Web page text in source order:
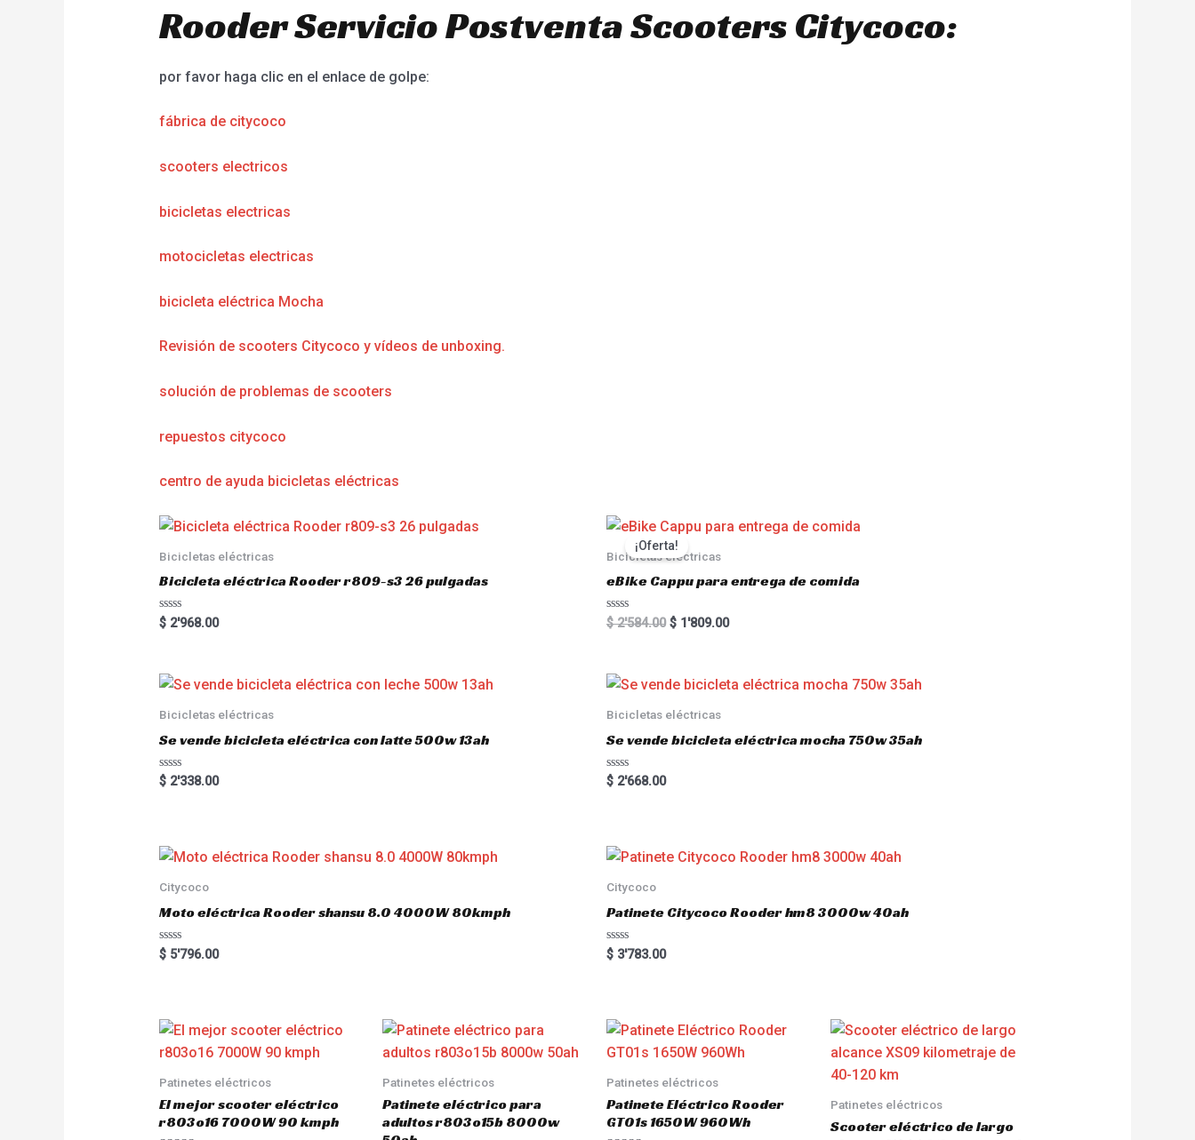
Rooder Servicio Postventa Scooters Citycoco:
por favor haga clic en el enlace de golpe:
fábrica de citycoco
scooters electricos
bicicletas electricas
motocicletas electricas
bicicleta eléctrica Mocha
Revisión de scooters Citycoco y vídeos de unboxing.
solución de problemas de scooters
repuestos citycoco
centro de ayuda bicicletas eléctricas
Bicicletas eléctricas
Bicicleta eléctrica Rooder r809-s3 26 pulgadas
R
a
0
o
t
f
5
$2'968.00
¡Oferta!
Bicicletas eléctricas
eBike Cappu para entrega de comida
R
a
0
o
t
f
5
$2'584.00 $ 1'809.00
Bicicletas eléctricas
Se vende bicicleta eléctrica con latte 500w 13ah
R
a
o
u
o
f
5
$2'338.00
Bicicletas eléctricas
Se vende bicicleta eléctrica mocha 750w 35ah
R
a
o
u
o
f
5
$ 2'668.00
Citycoco
Moto eléctrica Rooder shansu 8.0 4000W 80kmph
R
a
o
u
o
5
$5'796.00
Citycoco
Patinete Citycoco Rooder hm8 3000w 40ah
R
a
o
u
t
o
5
$ 3'783.00
Patinetes eléctricos
El mejor scooter eléctrico
r803o16 7000W 90 kmph
Patinetes eléctricos
Patinete eléctrico para
adultos r803o15b 8000w
Patinetes eléctricos
Patinete Eléctrico Rooder
GT01s 1650W 960Wh
Patinetes eléctricos
Scooter eléctrico de largo